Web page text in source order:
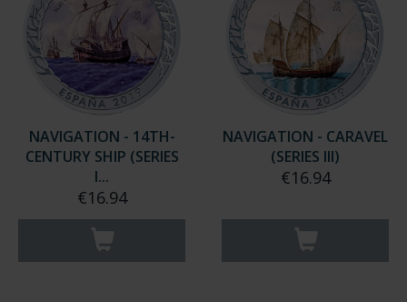
NAVIGATION - 14TH-
CENTURY SHIP (SERIES
I...
€16.94
NAVIGATION - CARAVEL
(SERIES III)
€16.94